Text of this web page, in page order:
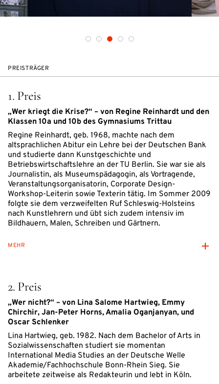
PREISTRÄGER
1. Preis
„Wer kriegt die Krise?“ – von Regine Reinhardt und den
Klassen 10a und 10b des Gymnasiums Trittau
Regine Reinhardt, geb. 1968, machte nach dem
altsprachlichen Abitur ein Lehre bei der Deutschen Bank
und studierte dann Kunstgeschichte und
Betriebswirtschaftslehre an der TU Berlin. Sie war sie als
Journalistin, als Museumspädagogin, als Vortragende,
Veranstaltungsorganisatorin, Corporate Design-
Workshop-Leiterin sowie Texterin tätig. Im Sommer 2009
folgte sie dem verzweifelten Ruf Schleswig-Holsteins
nach Kunstlehrern und übt sich zudem intensiv im
Bildhauern, Malen, Schreiben und Gärtnern.
MEHR
2. Preis
„Wer nicht?“ – von Lina Salome Hartwieg, Emmy
Chirchir, Jan-Peter Horns, Amalia Oganjanyan, und
Oscar Schlenker
Lina Hartwieg, geb. 1982. Nach dem Bachelor of Arts in
Sozialwissenschaften studiert sie momentan
International Media Studies an der Deutsche Welle
Akademie/Fachhochschule Bonn-Rhein Sieg. Sie
arbeitete zeitweise als Redakteurin und lebt in Köln.